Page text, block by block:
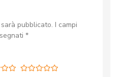
pubblicato. I campi
*